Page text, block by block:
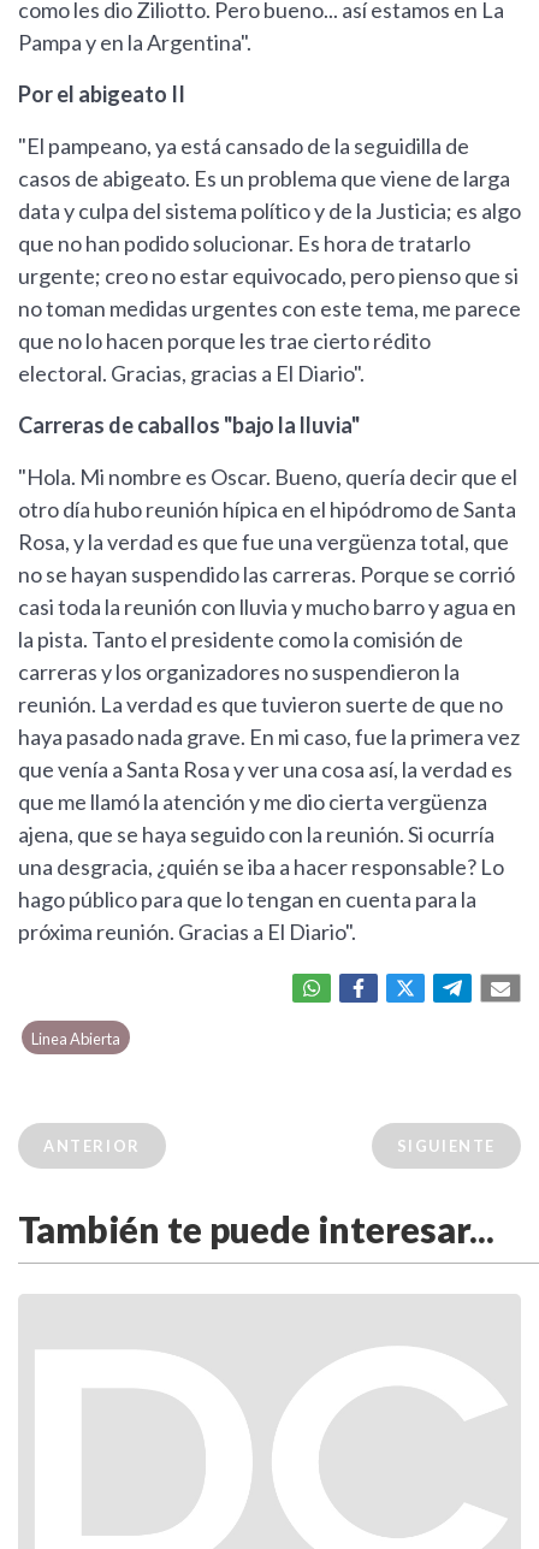
como les dio Ziliotto. Pero bueno... así estamos en La
Pampa y en la Argentina".
Por el abigeato II
"El pampeano, ya está cansado de la seguidilla de
casos de abigeato. Es un problema que viene de larga
data y culpa del sistema político y de la Justicia; es algo
que no han podido solucionar. Es hora de tratarlo
urgente; creo no estar equivocado, pero pienso que si
no toman medidas urgentes con este tema, me parece
que no lo hacen porque les trae cierto rédito
electoral. Gracias, gracias a El Diario".
Carreras de caballos "bajo la lluvia"
"Hola. Mi nombre es Oscar. Bueno, quería decir que el
otro día hubo reunión hípica en el hipódromo de Santa
Rosa, y la verdad es que fue una vergüenza total, que
no se hayan suspendido las carreras. Porque se corrió
casi toda la reunión con lluvia y mucho barro y agua en
la pista. Tanto el presidente como la comisión de
carreras y los organizadores no suspendieron la
reunión. La verdad es que tuvieron suerte de que no
haya pasado nada grave. En mi caso, fue la primera vez
que venía a Santa Rosa y ver una cosa así, la verdad es
que me llamó la atención y me dio cierta vergüenza
ajena, que se haya seguido con la reunión. Si ocurría
una desgracia, ¿quién se iba a hacer responsable? Lo
hago público para que lo tengan en cuenta para la
próxima reunión. Gracias a El Diario".
Linea Abierta
ANTERIOR SIGUIENTE
También te puede interesar...